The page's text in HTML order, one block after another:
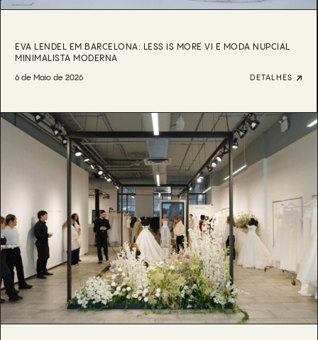
EVA LENDEL EM BARCELONA: LESS IS MORE VI E MODA NUPCIAL
MINIMALISTA MODERNA
6 de Maio de 2026 DETALHES